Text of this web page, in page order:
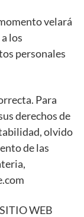
velará
los
personales
Para
derechos de
olvido
de las
WEB